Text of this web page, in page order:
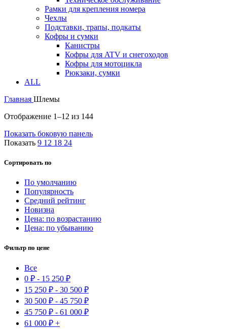
Рамки для крепления номера
Чехлы
Подставки, трапы, подкаты
Кофры и сумки
Канистры
Кофры для ATV и снегоходов
Кофры для мотоцикла
Рюкзаки, сумки
ALL
Главная Шлемы
Отображение 1–12 из 144
Показать боковую панель
Показать 9 12 18 24
Сортировать по
По умолчанию
Популярность
Средний рейтинг
Новизна
Цена: по возрастанию
Цена: по убыванию
Фильтр по цене
Все
0 ₽ - 15 250 ₽
15 250 ₽ - 30 500 ₽
30 500 ₽ - 45 750 ₽
45 750 ₽ - 61 000 ₽
61 000 ₽ +